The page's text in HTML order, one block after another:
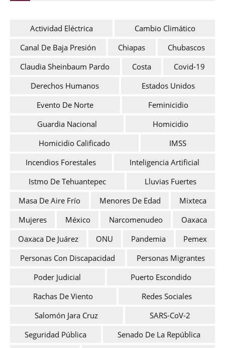
Actividad Eléctrica
Cambio Climático
Canal De Baja Presión
Chiapas
Chubascos
Claudia Sheinbaum Pardo
Costa
Covid-19
Derechos Humanos
Estados Unidos
Evento De Norte
Feminicidio
Guardia Nacional
Homicidio
Homicidio Calificado
IMSS
Incendios Forestales
Inteligencia Artificial
Istmo De Tehuantepec
Lluvias Fuertes
Masa De Aire Frío
Menores De Edad
Mixteca
Mujeres
México Narcomenudeo
Oaxaca
Oaxaca De Juárez
ONU Pandemia
Pemex
Personas Con Discapacidad
Personas Migrantes
Poder Judicial
Puerto Escondido
Rachas De Viento
Redes Sociales
Salomón Jara Cruz
SARS-CoV-2
Seguridad Pública
Senado De La República